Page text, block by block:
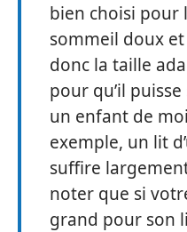
bien choisi pour
sommeil doux
donc la taille
pour qu’il
un enfant de
exemple, un lit
suffire
noter que si
grand pour son